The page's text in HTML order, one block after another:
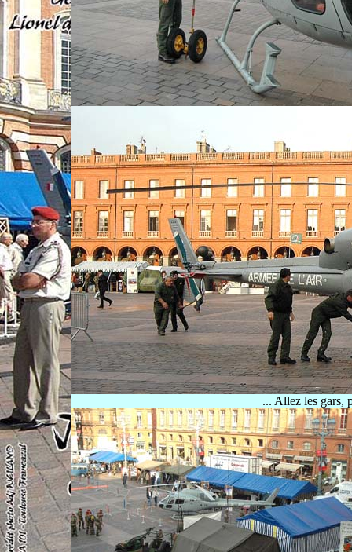
... Allez les gars,